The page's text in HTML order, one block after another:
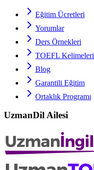
Eğitim Ücretleri
Yorumlar
Ders Örnekleri
TOEFL Kelimeleri
Blog
Garantili Eğitim
Ortaklık Programı
UzmanDil Ailesi